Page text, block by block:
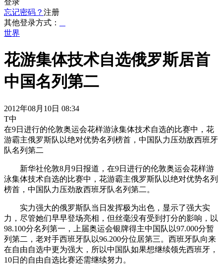
登录
忘记密码？ 注册
其他登录方式：
世界
花游集体技术自选俄罗斯居首
中国名列第二
2012年08月10日 08:34
T中
在9日进行的伦敦奥运会花样游泳集体技术自选的比赛中，花
游霸主俄罗斯队以绝对优势名列榜首，中国队力压劲敌西班牙
队名列第二
新华社伦敦8月9日报道，在9日进行的伦敦奥运会花样游
泳集体技术自选的比赛中，花游霸主俄罗斯队以绝对优势名列
榜首，中国队力压劲敌西班牙队名列第二。
实力强大的俄罗斯队当日发挥极为出色，显示了强大实
力，尽管她们早早登场亮相，但丝毫没有受到打分的影响，以
98.100分名列第一，上届奥运会银牌得主中国队以97.000分暂
列第二，老对手西班牙队以96.200分位居第三。西班牙队向来
在自由自选中更为强大，所以中国队如果想继续领先西班牙，
10日的自由自选比赛还需继续努力。